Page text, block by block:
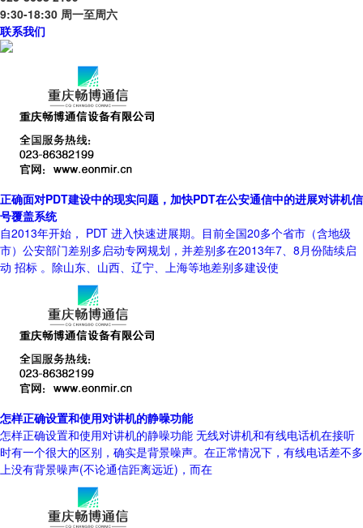
9:30-18:30 周一至周六
联系我们
正确面对PDT建设中的现实问题，加快PDT在公安通信中的进展对讲机信
号覆盖系统
自2013年开始， PDT 进入快速进展期。目前全国20多个省市（含地级
市）公安部门差别多启动专网规划，并差别多在2013年7、8月份陆续启
动 招标 。除山东、山西、辽宁、上海等地差别多建设使
怎样正确设置和使用对讲机的静噪功能
怎样正确设置和使用对讲机的静噪功能 无线对讲机和有线电话机在接听
时有一个很大的区别，确实是背景噪声。在正常情况下，有线电话差不多
上没有背景噪声(不论通信距离远近)，而在